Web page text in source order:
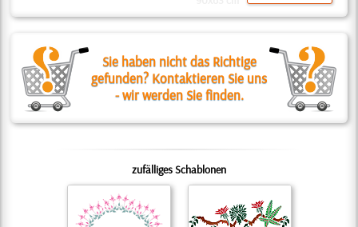
Sie haben nicht das Richtige
gefunden? Kontaktieren Sie uns
- wir werden Sie finden.
zufälliges Schablonen